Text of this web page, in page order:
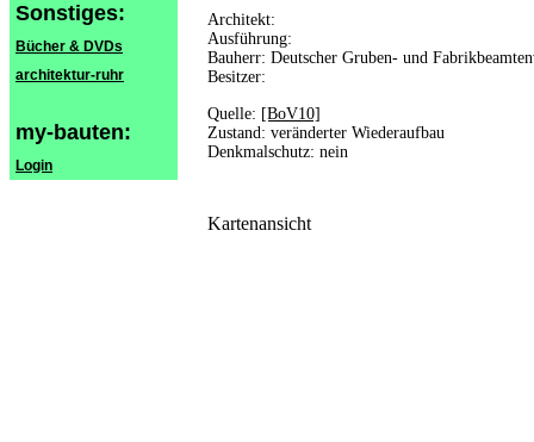
Sonstiges:
Bücher & DVDs
architektur-ruhr
my-bauten:
Login
Architekt:
Ausführung:
Bauherr: Deutscher Gruben- und
Besitzer:
Quelle: [BoV10]
Zustand: veränderter Wiederaufbau
Denkmalschutz: nein
Kartenansicht